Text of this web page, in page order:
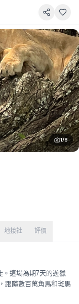
1/8
地接社 評價
這場為期7天的遊獵
跟隨數百萬角馬和斑馬